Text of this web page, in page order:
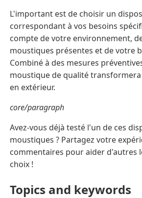
L'important est de choisir un
correspondant à vos besoins
compte de votre environnement,
moustiques présentes et de votre
Combiné à des mesures
moustique de qualité
en extérieur.
core/paragraph
Avez-vous déjà testé l'un de ces
moustiques ? Partagez votre
commentaires pour aider d'autres
choix !
Topics and keywords